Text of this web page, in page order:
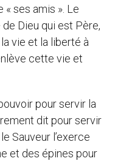
« ses amis ». Le
Dieu qui est Père,
vie et la liberté à
cette vie et
pour servir la
dit pour servir
Sauveur l’exerce
et des épines pour